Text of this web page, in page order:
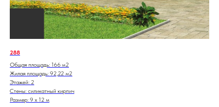
288
Общая площадь: 166 м2
Жилая площадь: 92,22 м2
Этажей: 2
Стены: силикатный кирпич
Размер: 9 х 12 м